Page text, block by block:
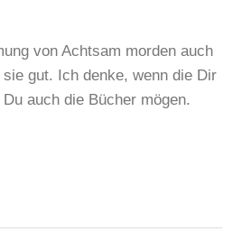
von Achtsam morden auch
gut. Ich denke, wenn die Dir
auch die Bücher mögen.